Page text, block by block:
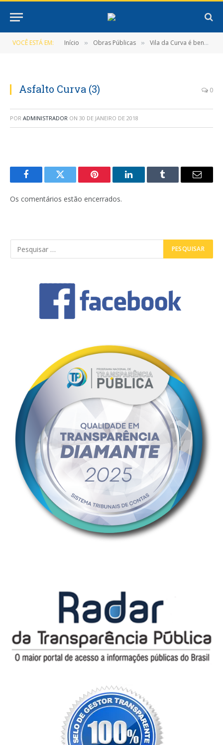
VOCÊ ESTÁ EM: Início » Obras Públicas » Vila da Curva é beneficiada com pavimentação asfáltica
Asfalto Curva (3) 0
POR ADMINISTRADOR ON 30 DE JANEIRO DE 2018
FacebookTwitter Pinterest LinkedInTumblr
E-
Os comentários estão encerrados.